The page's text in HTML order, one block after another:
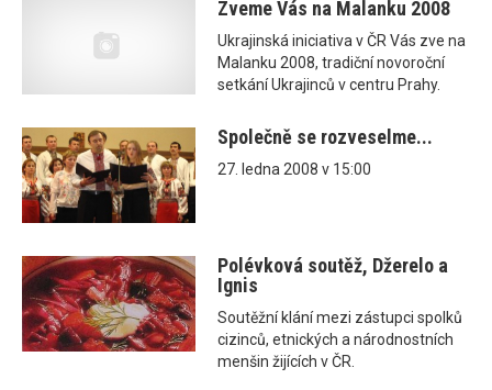
Zveme Vás na Malanku 2008
Ukrajinská iniciativa v ČR Vás zve na
Malanku 2008, tradiční novoroční
setkání Ukrajinců v centru Prahy.
Společně se rozveselme...
27. ledna 2008 v 15:00
Polévková soutěž, Džerelo a
Ignis
Soutěžní klání mezi zástupci spolků
cizinců, etnických a národnostních
menšin žijících v ČR.